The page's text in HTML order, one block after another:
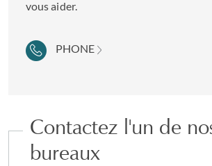
vous aider.
PHONE
Contactez l'un de
bureaux